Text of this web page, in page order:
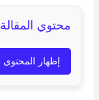
محتوي المقالة
إظهار المحتوى